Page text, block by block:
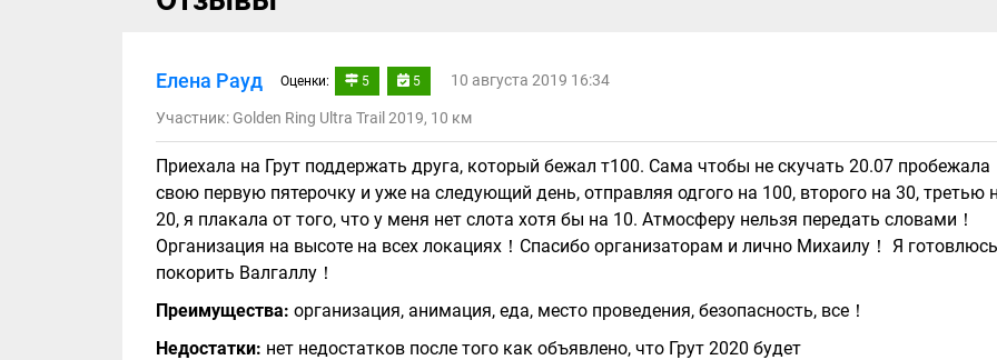
Елена Рауд Оценки: 5 5 10 августа 2019 16:34
Участник: Golden Ring Ultra Trail 2019, 10 км
Приехала на Грут поддержать друга, который бежал т100. Сама чтобы не скучать 20.07 пробежала
свою первую пятерочку и уже на следующий день, отправляя одгого на 100, второго на 30, третью
20, я плакала от того, что у меня нет слота хотя бы на 10. Атмосферу нельзя передать словами！
Организация на высоте на всех локациях！Спасибо организаторам и лично Михаилу！ Я готовлюсь
покорить Валгаллу！
Преимущества: организация, анимация, еда, место проведения, безопасность, все！
Недостатки: нет недостатков после того как объявлено, что Грут 2020 будет